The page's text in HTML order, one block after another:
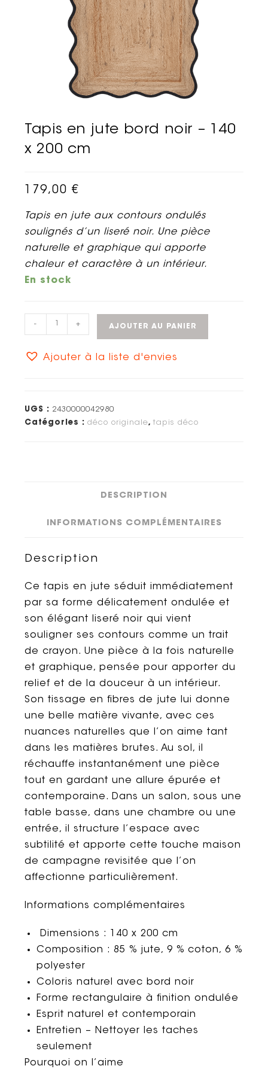
Tapis en jute bord noir – 140
x 200 cm
179,00€
Tapis en jute aux contours ondulés
soulignés d’un liseré noir. Une pièce
naturelle et graphique qui apporte
chaleur et caractère à un intérieur.
En stock
- + AJOUTER AU PANIER
Ajouter à la liste d'envies
UGS : 2430000042980
Catégories :déco originale,tapis déco
DESCRIPTION
INFORMATIONS COMPLÉMENTAIRES
Description
Ce tapis en jute séduit immédiatement
par sa forme délicatement ondulée et
son élégant liseré noir qui vient
souligner ses contours comme un trait
de crayon. Une pièce à la fois naturelle
et graphique, pensée pour apporter du
relief et de la douceur à un intérieur.
Son tissage en fibres de jute lui donne
une belle matière vivante, avec ces
nuances naturelles que l’on aime tant
dans les matières brutes. Au sol, il
réchauffe instantanément une pièce
tout en gardant une allure épurée et
contemporaine. Dans un salon, sous une
table basse, dans une chambre ou une
entrée, il structure l’espace avec
subtilité et apporte cette touche maison
de campagne revisitée que l’on
affectionne particulièrement.
Informations complémentaires
Dimensions : 140 x 200 cm
Composition : 85 % jute, 9 % coton, 6 %
polyester
Coloris naturel avec bord noir
Forme rectangulaire à finition ondulée
Esprit naturel et contemporain
Entretien – Nettoyer les taches
seulement
Pourquoi on l’aime